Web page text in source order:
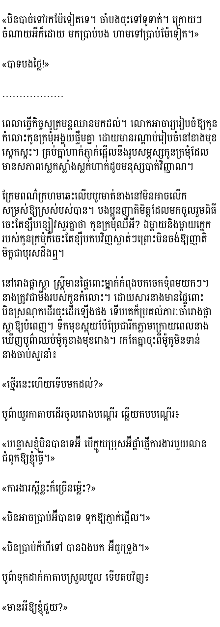
«មិនបាច់ទៅរកម៉ែទៀតទេ។ ចាំបងចុះទៅទូទាត់។ ក្រោយៗ
ចំណាយអីក៏ដោយ មកប្រាប់បង ហាមទៅប្រាប់ម៉ែទៀត។»
«បាទបងថ្លៃ!»
………………
ពេលាធ្វើកិច្ចសូត្រមន្តឈានមកដល់។ លោកអាចារ្យរៀបចំឱ្យកូន
កំលោះកូនក្រមុំអង្គុយផ្ទឹមគ្នា ដោយមានរណ្តាប់រៀបចំនៅខាងមុខ
ស្កេកស្កះ។ គ្រប់គ្នាហាក់ភ្ញាក់ផ្អើលនឹងរូបសម្ភស្សកូនក្រមុំដែល
មានសភាពស្លេកស្លាំងស្លក់ហាក់ដូចមនុស្សបាត់វិញ្ញាណ។
ក្រែមពណ៌ក្រហមឆេះលើបបូរមាត់នាងនៅមិនអាចលើក
សម្រស់ឱ្យស្រស់បស់បាន។ បងប្អូនញាតិមិត្តដែលមកចូលរួមពិធី
ចេះតែខ្សឹបខ្សៀវសួរគ្នាថា កូនក្រមុំឈឺអី? ឯម្តាយនិងម្តាយក្មេក
របស់កូនក្រមុំក៏ចេះតែខ្សឹបតបវិញស្ងាត់ៗព្រោះមិនចង់ឱ្យញាតិ
មិត្តជាបុរសដឹងឮ។
នៅរោងផ្កាស្លា ស្ដ្រីមានផ្ទៃពោះម្នាក់កំពុងបកចេកទុំពមយកៗ។
នាងត្រូវជាមីងរបស់កូនកំលោះ។ ដោយសារនាងមានផ្ទៃពោះ
មិនស្រណុកដើរចុះដើរឡើងផង ទើបគេក៏ប្រគល់ភារៈចាំរោងផ្កា
ស្លាឱ្យបំពេញ។ ទឹកមុខស្អុយប៉ែប្រែជារីកភ្លាមក្រោយពេលនាង
ឃើញបូព៌ាឈប់ម៉ូតូខាងមុខរោង។ រកតែគ្នាចុះពីម៉ូតូមិនទាន់
នាងចាប់សួរនាំ៖
«ថ្មើរនេះហើយទើបមកដល់?»
បូព៌ាយួរកាតាបដើរចូលរោងបណ្ដើរ ឆ្លើយតបបណ្ដើរ៖
«បន្ទោសខ្ញុំមិនបានទេអ៊ី បើក្មួយប្រុសអ៊ីផ្ដាំផ្ញើការងារមួយលាន
ជំពូកឱ្យខ្ញុំធ្វើ។»
«ការងារស្អីខ្លះក៏ច្រើនម៉្លេះ?»
«មិនអាចប្រាប់អ៊ីបានទេ ទុកឱ្យភ្ញាក់ផ្អើល។»
«មិនប្រាប់ក៏ហីទៅ បានឯងមក អ៊ីធូរទ្រូង។»
បូព៌ាទុកដាក់កាតាបស្រួលបួល ទើបតបវិញ៖
«មានអីឱ្យខ្ញុំជួយ?»